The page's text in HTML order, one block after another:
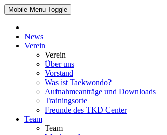
Mobile Menu Toggle
News
Verein
Verein
Über uns
Vorstand
Was ist Taekwondo?
Aufnahmeanträge und Downloads
Trainingsorte
Freunde des TKD Center
Team
Team